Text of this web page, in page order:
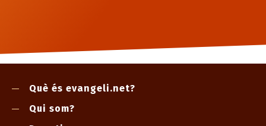
Què és evangeli.net?
Qui som?